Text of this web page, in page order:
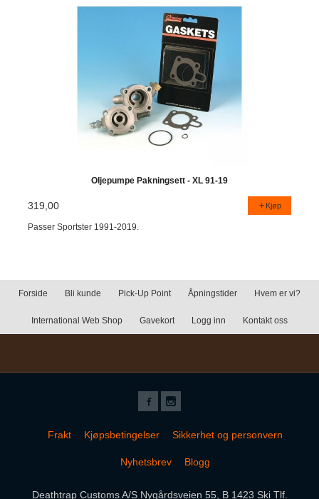
Oljepumpe Pakningsett - XL 91-19
319,00 Kjøp
Passer Sportster 1991-2019.
Forside Bli kunde Pick-Up Point Åpningstider Hvem er vi?
International Web Shop Gavekort Logg inn Kontakt oss
Frakt Kjøpsbetingelser Sikkerhet og personvern
Nyhetsbrev Blogg
Deathtrap Customs A/S Nygårdsveien 55, B 1423 Ski Tlf.